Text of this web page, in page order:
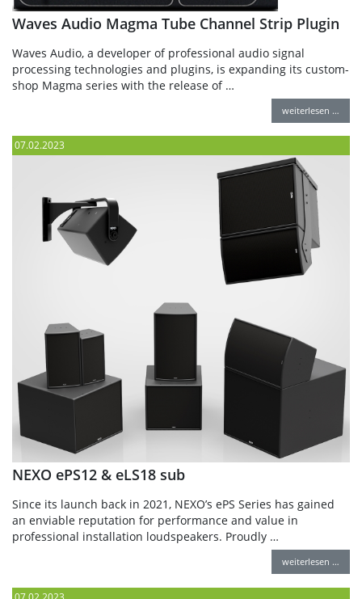
Waves Audio Magma Tube Channel Strip Plugin
Waves Audio, a developer of professional audio signal
processing technologies and plugins, is expanding its custom-
shop Magma series with the release of …
weiterlesen …
07.02.2023
NEXO ePS12 & eLS18 sub
Since its launch back in 2021, NEXO’s ePS Series has gained
an enviable reputation for performance and value in
professional installation loudspeakers. Proudly …
weiterlesen …